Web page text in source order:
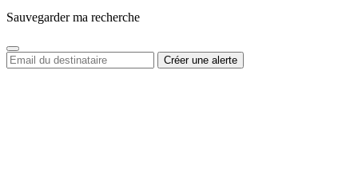
Sauvegarder ma recherche